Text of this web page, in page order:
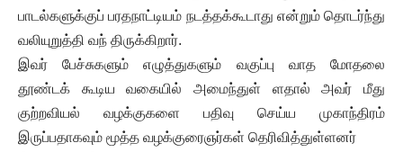
பாடல்களுக்குப் பரதநாட்டியம் நடத்தக்கூடாது என்றும் தொடர்ந்து
வலியுறுத்தி வந் திருக்கிறார்.
இவர் பேச்சுகளும் எழுத்துகளும் வகுப்பு வாத மோதலை
தூண்டக் கூடிய வகையில் அமைந்துள் ளதால் அவர் மீது
குற்றவியல் வழக்குகளை பதிவு செய்ய முகாந்திரம்
இருப்பதாகவும் மூத்த வழக்குரைஞர்கள் தெரிவித்துள்ளனர்